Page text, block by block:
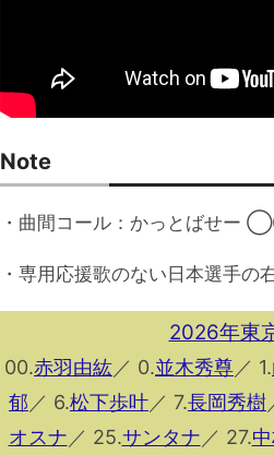
Note
・曲間コール：かっとばせ
・専用応援歌のない日本選手の
2026年東
00.赤羽由紘／ 0.並木秀尊／ 1.
郁 ／ 6.松下歩叶／ 7.長岡秀樹
オスナ ／ 25.サンタナ ／ 27.